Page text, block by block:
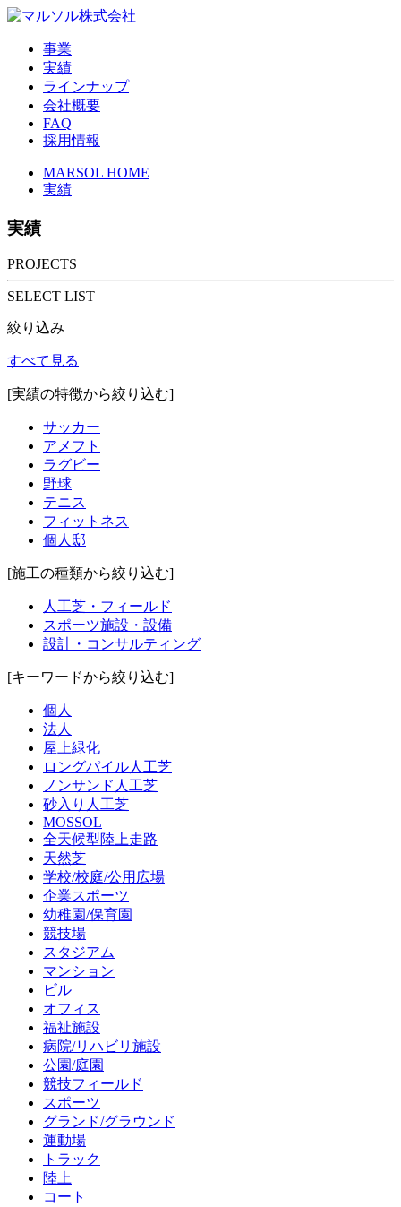
事業
実績
ラインナップ
会社概要
FAQ
採用情報
MARSOL HOME
実績
実績
PROJECTS
SELECT LIST
絞り込み
すべて見る
[実績の特徴から絞り込む]
サッカー
アメフト
ラグビー
野球
テニス
フィットネス
個人邸
[施工の種類から絞り込む]
人工芝・フィールド
スポーツ施設・設備
設計・コンサルティング
[キーワードから絞り込む]
個人
法人
屋上緑化
ロングパイル人工芝
ノンサンド人工芝
砂入り人工芝
MOSSOL
全天候型陸上走路
天然芝
学校/校庭/公用広場
企業スポーツ
幼稚園/保育園
競技場
スタジアム
マンション
ビル
オフィス
福祉施設
病院/リハビリ施設
公園/庭園
競技フィールド
スポーツ
グランド/グラウンド
運動場
トラック
陸上
コート